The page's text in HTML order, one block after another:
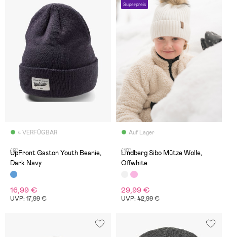
4 VERFÜGBAR
(0)
UpFront Gaston Youth Beanie,
Dark Navy
16,99 €
UVP: 17,99 €
Superpreis
Auf Lager
(10)
Lindberg Sibo Mütze Wolle,
Offwhite
29,99 €
UVP: 42,99 €